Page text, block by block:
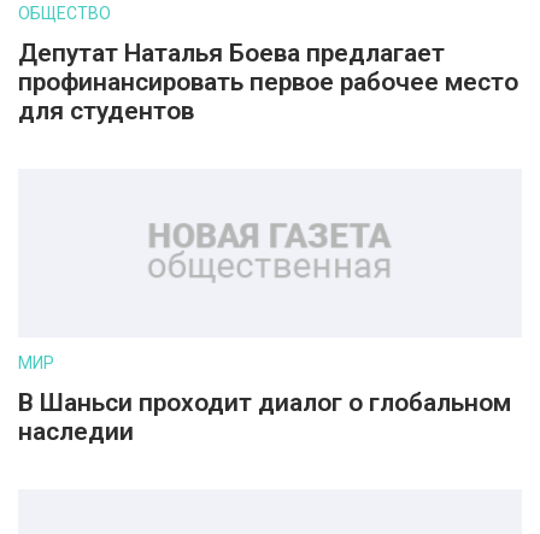
ОБЩЕСТВО
Депутат Наталья Боева предлагает
профинансировать первое рабочее место
для студентов
МИР
В Шаньси проходит диалог о глобальном
наследии